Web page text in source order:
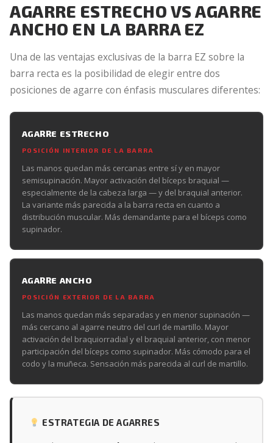
AGARRE ESTRECHO VS AGARRE
ANCHO EN LA BARRA EZ
Una de las ventajas exclusivas de la barra EZ sobre la
barra recta es la posibilidad de elegir entre dos
posiciones de agarre con énfasis musculares diferentes:
AGARRE ESTRECHO
POSICIÓN INTERIOR DE LA BARRA
Las manos quedan más cercanas entre sí y en mayor
semisupinación. Mayor activación del bíceps braquial —
especialmente de la cabeza larga — y del braquial anterior.
La variante más parecida a la barra recta en cuanto a
distribución muscular. Más demandante para el bíceps como
supinador.
AGARRE ANCHO
POSICIÓN EXTERIOR DE LA BARRA
Las manos quedan más separadas y en menor supinación —
más cercano al agarre neutro del curl de martillo. Mayor
activación del braquiorradial y el braquial anterior, con menor
participación del bíceps como supinador. Más cómodo para el
codo y la muñeca. Sensación más parecida al curl de martillo.
ESTRATEGIA DE AGARRES